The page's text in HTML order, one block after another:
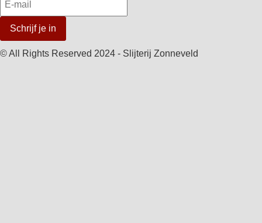
Schrijf je in
© All Rights Reserved 2024 - Slijterij Zonneveld